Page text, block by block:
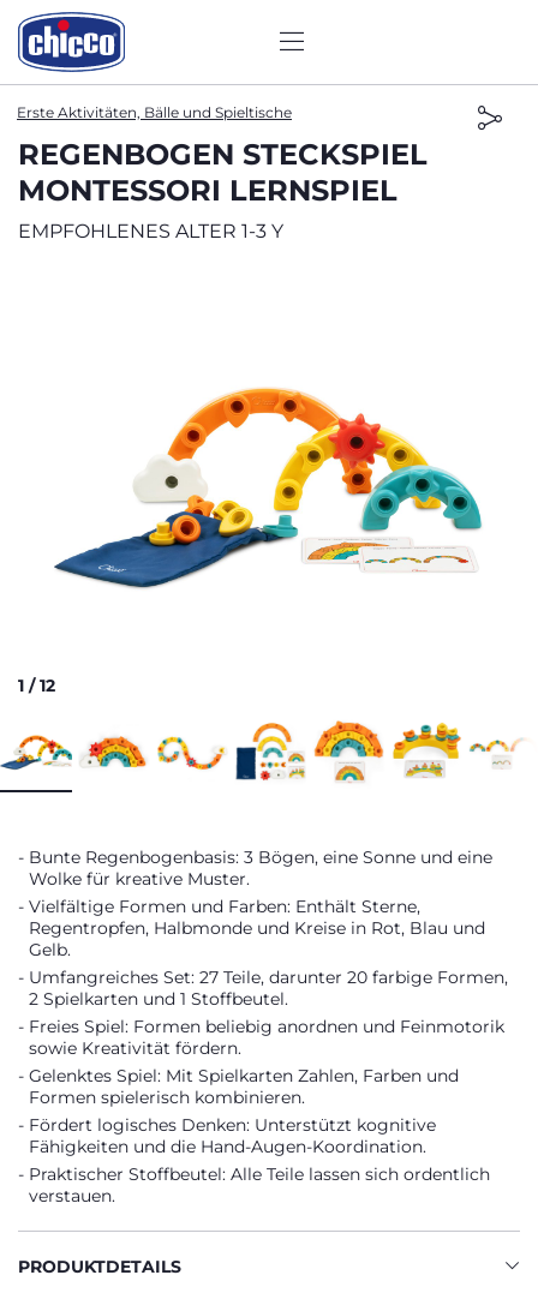
Erste Aktivitäten, Bälle und Spieltische
REGENBOGEN STECKSPIEL
MONTESSORI LERNSPIEL
EMPFOHLENES ALTER 1-3 Y
1 /12
Bunte Regenbogenbasis: 3 Bögen, eine Sonne und eine
Wolke für kreative Muster.
Vielfältige Formen und Farben: Enthält Sterne,
Regentropfen, Halbmonde und Kreise in Rot, Blau und
Gelb.
Umfangreiches Set: 27 Teile, darunter 20 farbige Formen,
2 Spielkarten und 1 Stoffbeutel.
Freies Spiel: Formen beliebig anordnen und Feinmotorik
sowie Kreativität fördern.
Gelenktes Spiel: Mit Spielkarten Zahlen, Farben und
Formen spielerisch kombinieren.
Fördert logisches Denken: Unterstützt kognitive
Fähigkeiten und die Hand-Augen-Koordination.
Praktischer Stoffbeutel: Alle Teile lassen sich ordentlich
verstauen.
PRODUKTDETAILS